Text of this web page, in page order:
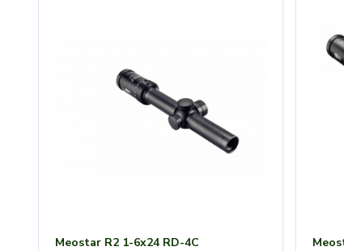
Meostar R2 1-6x24 RD-4C